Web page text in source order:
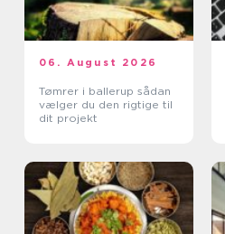
06. August 2026
Tømrer i ballerup sådan
vælger du den rigtige til
dit projekt